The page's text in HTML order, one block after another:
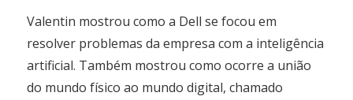
Valentin mostrou como a Dell se focou em
resolver problemas da empresa com a inteligência
artificial. Também mostrou como ocorre a união
do mundo físico ao mundo digital, chamado